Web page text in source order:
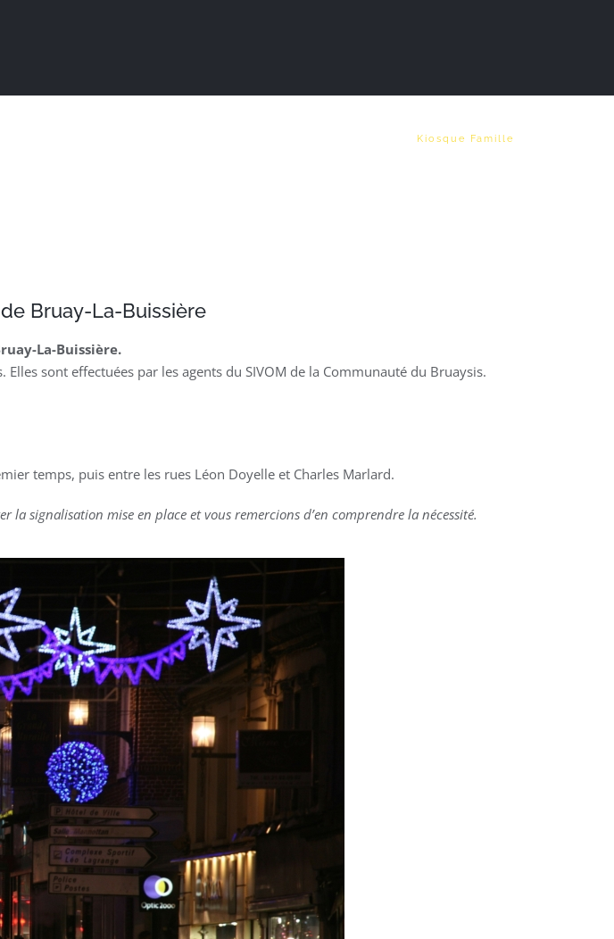
Kiosque Famille
Bruay-La-Buissière
La-Buissière.
sont effectuées par les agents du SIVOM de la Communauté du Bruaysis.
temps, puis entre les rues Léon Doyelle et Charles Marlard.
signalisation mise en place et vous remercions d’en comprendre la nécessité.